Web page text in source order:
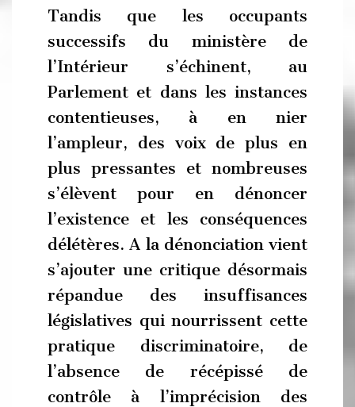
Tandis que les occupants
successifs du ministère de
l’Intérieur s’échinent, au
Parlement et dans les instances
contentieuses, à en nier
l’ampleur, des voix de plus en
plus pressantes et nombreuses
s’élèvent pour en dénoncer
l’existence et les conséquences
délétères. A la dénonciation vient
s’ajouter une critique désormais
répandue des insuffisances
législatives qui nourrissent cette
pratique discriminatoire, de
l’absence de récépissé de
contrôle à l’imprécision des